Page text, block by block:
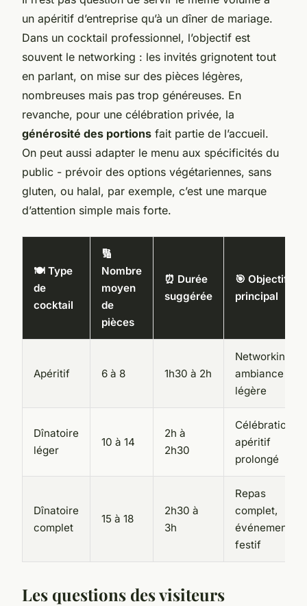
un apéritif d’entreprise qu’à un dîner de mariage.
Dans un cocktail professionnel, l’objectif est
souvent le networking : les invités grignotent tout
en parlant, on mise sur des pièces légères,
nombreuses mais pas trop généreuses. En
revanche, pour une célébration privée, la
générosité des portions fait partie de l’accueil.
On peut aussi adapter le menu aux spécificités du
public - prévoir des options végétariennes, sans
gluten, ou halal, par exemple, c’est une marque
d’attention simple mais forte.
🍽️ Type
de
cocktail
🔢
Nombre
moyen
de
pièces
⏰ Durée
suggérée
🎯 Objectif
principal
Apéritif 6 à 8 1h30 à 2h
Networking,
ambiance
légère
Dînatoire
léger
10 à 14
2h à
2h30
Célébration,
apéritif
prolongé
Dînatoire
complet
15 à 18
2h30 à
3h
Repas
complet,
événement
festif
Les questions des visiteurs